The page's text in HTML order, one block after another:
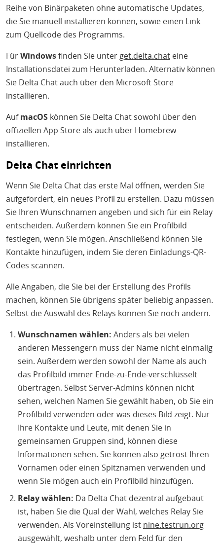
Reihe von Binärpaketen ohne automatische Updates,
die Sie manuell installieren können, sowie einen Link
zum Quellcode des Programms.
FürWindowsfinden Sie unter get.delta.chat eine
Installationsdatei zum Herunterladen. Alternativ können
Sie Delta Chat auch über den Microsoft Store
installieren.
AufmacOS können Sie Delta Chat sowohl über den
offiziellen App Store als auch über Homebrew
installieren.
Delta Chat einrichten
Wenn Sie Delta Chat das erste Mal öffnen, werden Sie
aufgefordert, ein neues Profil zu erstellen. Dazu müssen
Sie Ihren Wunschnamen angeben und sich für ein Relay
entscheiden. Außerdem können Sie ein Profilbild
festlegen, wenn Sie mögen. Anschließend können Sie
Kontakte hinzufügen, indem Sie deren Einladungs-QR-
Codes scannen.
Alle Angaben, die Sie bei der Erstellung des Profils
machen, können Sie übrigens später beliebig anpassen.
Selbst die Auswahl des Relays können Sie noch ändern.
Wunschnamen wählen: Anders als bei vielen
anderen Messengern muss der Name nicht einmalig
sein. Außerdem werden sowohl der Name als auch
das Profilbild immer Ende-zu-Ende-verschlüsselt
übertragen. Selbst Server-Admins können nicht
sehen, welchen Namen Sie gewählt haben, ob Sie ein
Profilbild verwenden oder was dieses Bild zeigt. Nur
Ihre Kontakte und Leute, mit denen Sie in
gemeinsamen Gruppen sind, können diese
Informationen sehen. Sie können also getrost Ihren
Vornamen oder einen Spitznamen verwenden und
wenn Sie mögen auch ein Profilbild hinzufügen.
Relay wählen: Da Delta Chat dezentral aufgebaut
ist, haben Sie die Qual der Wahl, welches Relay Sie
verwenden. Als Voreinstellung ist nine.testrun.org
ausgewählt, weshalb unter dem Feld für den